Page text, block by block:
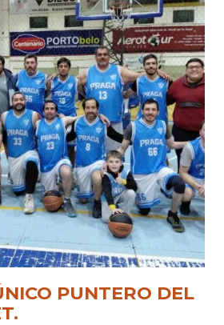
PUNTERO DEL